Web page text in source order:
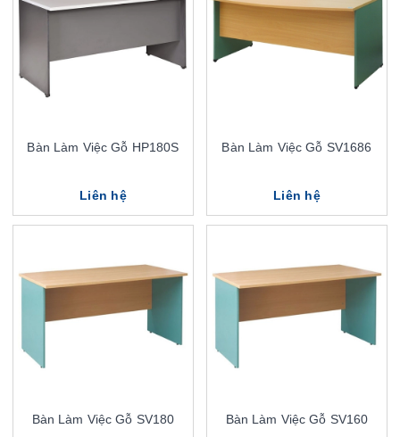
Bàn Làm Việc Gỗ HP180S
Liên hệ
Bàn Làm Việc Gỗ SV1686
Liên hệ
Bàn Làm Việc Gỗ SV180 Bàn Làm Việc Gỗ SV160